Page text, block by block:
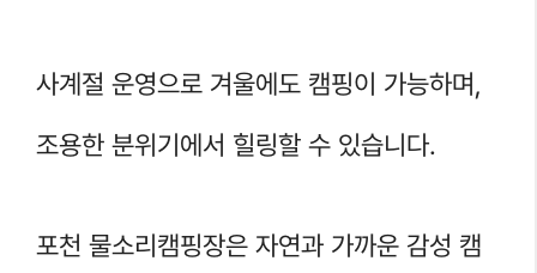
사계절 운영으로 겨울에도 캠핑이 가능하며,
조용한 분위기에서 힐링할 수 있습니다.
포천 물소리캠핑장은 자연과 가까운 감성 캠